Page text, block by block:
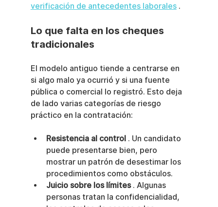
verificación de antecedentes laborales .
Lo que falta en los cheques
tradicionales
El modelo antiguo tiende a centrarse en
si algo malo ya ocurrió y si una fuente
pública o comercial lo registró. Esto deja
de lado varias categorías de riesgo
práctico en la contratación:
Resistencia al control . Un candidato
puede presentarse bien, pero
mostrar un patrón de desestimar los
procedimientos como obstáculos.
Juicio sobre los límites . Algunas
personas tratan la confidencialidad,